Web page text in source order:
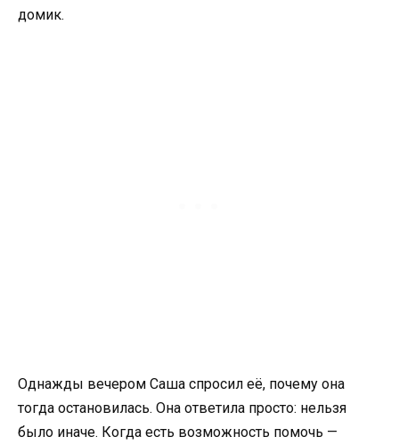
домик.
Однажды вечером Саша спросил её, почему она
тогда остановилась. Она ответила просто: нельзя
было иначе. Когда есть возможность помочь —